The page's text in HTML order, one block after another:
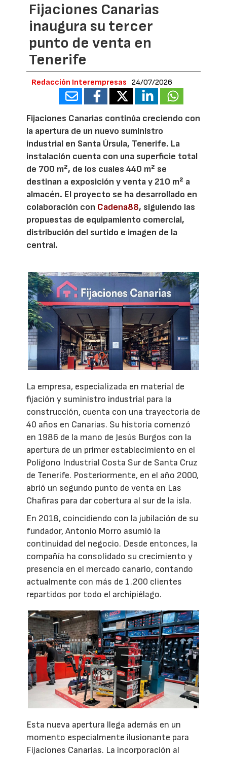
Fijaciones Canarias
inaugura su tercer
punto de venta en
Tenerife
Redacción Interempresas 24/07/2026
Fijaciones Canarias continúa creciendo con
la apertura de un nuevo suministro
industrial en Santa Úrsula, Tenerife. La
instalación cuenta con una superficie total
de 700 m², de los cuales 440 m² se
destinan a exposición y venta y 210 m² a
almacén. El proyecto se ha desarrollado en
colaboración con Cadena88, siguiendo las
propuestas de equipamiento comercial,
distribución del surtido e imagen de la
central.
La empresa, especializada en material de
fijación y suministro industrial para la
construcción, cuenta con una trayectoria de
40 años en Canarias. Su historia comenzó
en 1986 de la mano de Jesús Burgos con la
apertura de un primer establecimiento en el
Polígono Industrial Costa Sur de Santa Cruz
de Tenerife. Posteriormente, en el año 2000,
abrió un segundo punto de venta en Las
Chafiras para dar cobertura al sur de la isla.
En 2018, coincidiendo con la jubilación de su
fundador, Antonio Morro asumió la
continuidad del negocio. Desde entonces, la
compañía ha consolidado su crecimiento y
presencia en el mercado canario, contando
actualmente con más de 1.200 clientes
repartidos por todo el archipiélago.
Esta nueva apertura llega además en un
momento especialmente ilusionante para
Fijaciones Canarias. La incorporación al